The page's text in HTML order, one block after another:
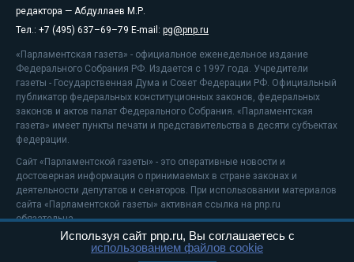
редактора — Абдуллаев М.Р.
Тел.: +7 (495) 637–69–79 E-mail: pg@pnp.ru
«Парламентская газета» - официальное еженедельное издание
Федерального Собрания РФ. Издается с 1997 года. Учредители
газеты - Государственная Дума и Совет Федерации РФ. Официальный
публикатор федеральных конституционных законов, федеральных
законов и актов палат Федерального Собрания. «Парламентская
газета» имеет пункты печати и представительства в десяти субъектах
федерации.
Сайт «Парламентской газеты» - это оперативные новости и
достоверная информация о принимаемых в стране законах и
деятельности депутатов и сенаторов. При использовании материалов
сайта «Парламентской газеты» активная ссылка на pnp.ru
обязательна.
На информационном ресурсе применяютсярекомендательные
Используя сайт pnp.ru, Вы соглашаетесь с
использованием файлов cookie